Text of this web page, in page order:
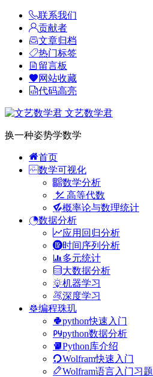
联系我们
贡献者
文章归档
热门标签
留言板
网站收藏
代码高亮
文艺数学君
换一种姿势学数学
首页
数学可视化
数学分析
高等代数
概率论与数理统计
数据分析
应用回归分析
时间序列分析
多元统计
大数据分析
机器学习
深度学习
编程珠玑
python快速入门
python数据分析
Python库介绍
Wolfram快速入门
Wolfram语言入门习题